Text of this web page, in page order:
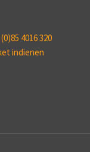
4016 320
indienen